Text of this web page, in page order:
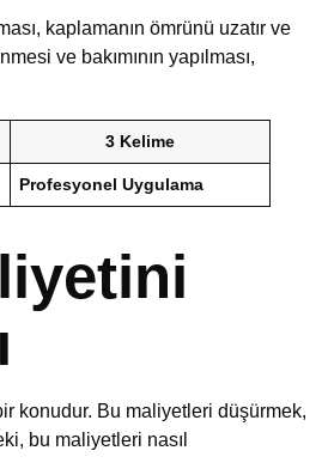
kaplamanın ömrünü uzatır ve
ve bakımının yapılması,
3 Kelime
Profesyonel Uygulama
konudur. Bu maliyetleri düşürmek,
bu maliyetleri nasıl